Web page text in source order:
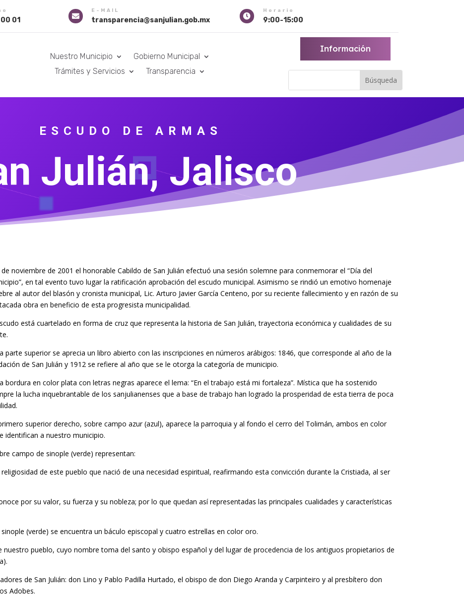
01 
E-MAIL
transparencia@sanjulian.gob.mx 
Horario
9:00-15:00
Nuestro Municipio
Gobierno Municipal
Trámites y Servicios
Transparencia
Información
ESCUDO DE ARMAS
Julián, Jalisco
de noviembre de 2001 el honorable Cabildo de San Julián efectuó una sesión solemne para conmemorar el “Día del
en tal evento tuvo lugar la ratificación aprobación del escudo municipal. Asimismo se rindió un emotivo homenaje
al autor del blasón y cronista municipal, Lic. Arturo Javier García Centeno, por su reciente fallecimiento y en razón de su
obra en beneficio de esta progresista municipalidad.
está cuartelado en forma de cruz que representa la historia de San Julián, trayectoria económica y cualidades de su
parte superior se aprecia un libro abierto con las inscripciones en números arábigos: 1846, que corresponde al año de la
de San Julián y 1912 se refiere al año que se le otorga la categoría de municipio.
bordura en color plata con letras negras aparece el lema: “En el trabajo está mi fortaleza”. Mística que ha sostenido
la lucha inquebrantable de los sanjulianenses que a base de trabajo han logrado la prosperidad de esta tierra de poca
superior derecho, sobre campo azur (azul), aparece la parroquia y al fondo el cerro del Tolimán, ambos en color
identifican a nuestro municipio.
campo de sinople (verde) representan:
de este pueblo que nació de una necesidad espiritual, reafirmando esta convicción durante la Cristiada, al ser
por su valor, su fuerza y su nobleza; por lo que quedan así representadas las principales cualidades y características
(verde) se encuentra un báculo episcopal y cuatro estrellas en color oro.
nuestro pueblo, cuyo nombre toma del santo y obispo español y del lugar de procedencia de los antiguos propietarios de
de San Julián: don Lino y Pablo Padilla Hurtado, el obispo de don Diego Aranda y Carpinteiro y al presbítero don
Adobes.